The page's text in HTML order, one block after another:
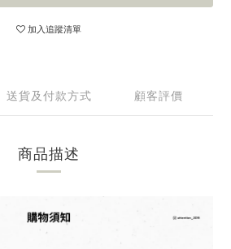
加入追蹤清單
送貨及付款方式 顧客評價
商品描述